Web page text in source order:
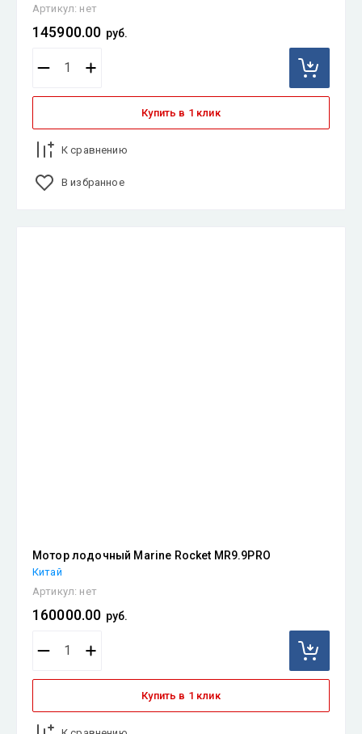
Артикул: нет
145900.00 руб.
Купить в 1 клик
К сравнению
В избранное
Мотор лодочный Marine Rocket MR9.9PRO
Китай
Артикул: нет
160000.00 руб.
Купить в 1 клик